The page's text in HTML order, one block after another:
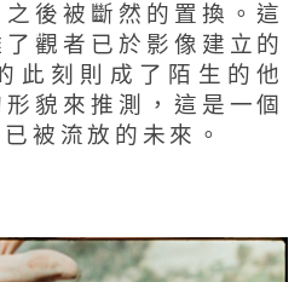
後被斷然的置換。這
觀者已於影像建立的
此刻則成了陌生的他
貌來推測，這是一個
被流放的未來。